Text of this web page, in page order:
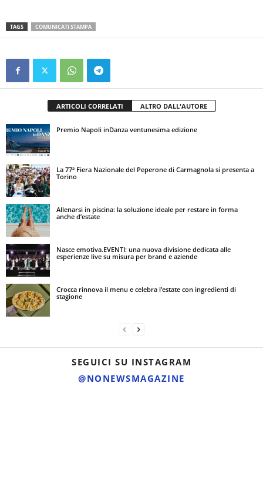
TAGS COMUNICATI STAMPA
ARTICOLI CORRELATI ALTRO DALL'AUTORE
Premio Napoli inDanza ventunesima edizione
La 77ª Fiera Nazionale del Peperone di Carmagnola si presenta a
Torino
Allenarsi in piscina: la soluzione ideale per restare in forma
anche d’estate
Nasce emotiva.EVENTI: una nuova divisione dedicata alle
esperienze live su misura per brand e aziende
Crocca rinnova il menu e celebra l’estate con ingredienti di
stagione
SEGUICI SU INSTAGRAM
@NONEWSMAGAZINE